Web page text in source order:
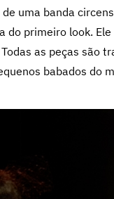
uma banda
do primeiro look.
as peças são
babados do